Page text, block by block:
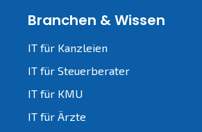
Branchen & Wissen
IT für Kanzleien
IT für Steuerberater
IT für KMU
IT für Ärzte